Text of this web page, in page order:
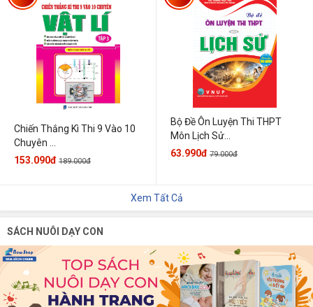
Chiến Thắng Kì Thi 9 Vào 10
Chuyên ...
153.090đ 189.000đ
Bộ Đề Ôn Luyện Thi THPT
Môn Lịch Sử...
63.990đ 79.000đ
Xem Tất Cả
SÁCH NUÔI DẠY CON